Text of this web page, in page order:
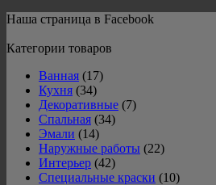
Наша страница в Facebook
Категории товаров
Ванная (17)
Кухня (34)
Декоративные (7)
Спальная (34)
Эмали (14)
Наружные работы (22)
Интерьер (42)
Специальные краски (10)